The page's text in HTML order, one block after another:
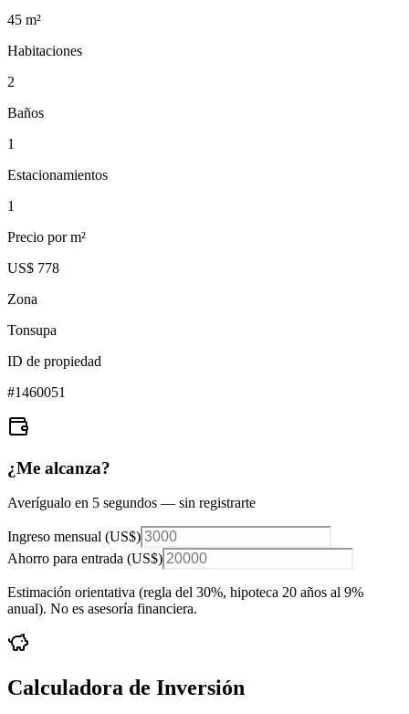
45 m²
Habitaciones
2
Baños
1
Estacionamientos
1
Precio por m²
US$ 778
Zona
Tonsupa
ID de propiedad
#1460051
¿Me alcanza?
Averígualo en 5 segundos — sin registrarte
Ingreso mensual (US$)
Ahorro para entrada (US$)
Estimación orientativa (regla del 30%, hipoteca 20 años al 9%
anual). No es asesoría financiera.
Calculadora de Inversión